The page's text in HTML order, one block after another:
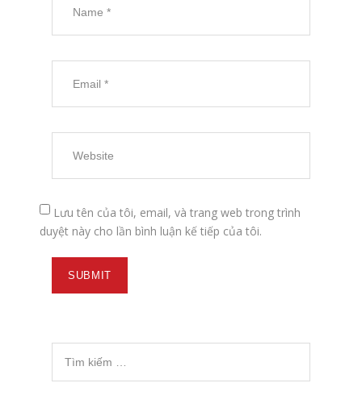
Lưu tên của tôi, email, và trang web trong trình
duyệt này cho lần bình luận kế tiếp của tôi.